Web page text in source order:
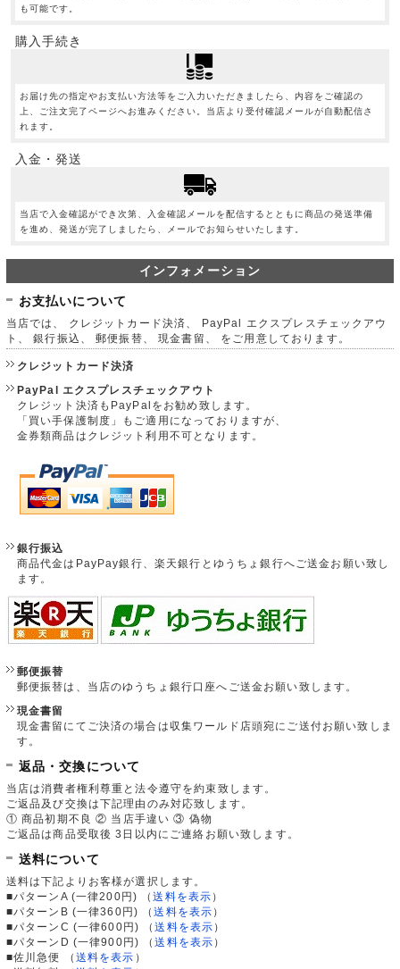
も可能です。
購入手続き
お届け先の指定やお支払い方法等をご入力いただきましたら、内容をご確認の
上、ご注文完了ページへお進みください。当店より受付確認メールが自動配信さ
れます。
入金・発送
当店で入金確認ができ次第、入金確認メールを配信するとともに商品の発送準備
を進め、発送が完了しましたら、メールでお知らせいたします。
インフォメーション
お支払いについて
当店では、 クレジットカード決済、 PayPal エクスプレスチェックアウ
ト、 銀行振込、 郵便振替、 現金書留、 をご用意しております。
クレジットカード決済
PayPal エクスプレスチェックアウト
クレジット決済もPayPalをお勧め致します。
「買い手保護制度」もご適用になっておりますが、
金券類商品はクレジット利用不可となります。
銀行振込
商品代金はPayPay銀行、楽天銀行とゆうちょ銀行へご送金お願い致し
ます。
郵便振替
郵便振替は、当店のゆうちょ銀行口座へご送金お願い致します。
現金書留
現金書留にてご決済の場合は収集ワールド店頭宛にご送付お願い致しま
す。
返品・交換について
当店は消費者権利尊重と法令遵守を約束致します。
ご返品及び交換は下記理由のみ対応致します。
① 商品初期不良 ② 当店手違い ③ 偽物
ご返品は商品受取後 3日以内にご連絡お願い致します。
送料について
送料は下記よりお客様が選択します。
■パターンA (一律200円)
（送料を表示 ）
■パターンB (一律360円)
（送料を表示 ）
■パターンC (一律600円)
（送料を表示 ）
■パターンD (一律900円)
（送料を表示 ）
■佐川急便
（ 送料を表示 ）